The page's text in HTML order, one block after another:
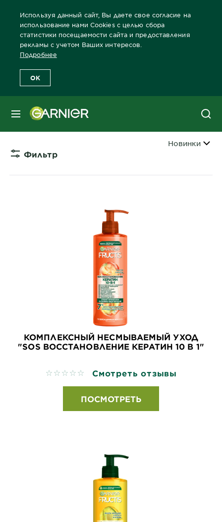
Используя данный сайт, Вы даете свое согласие на
использование нами Cookies с целью сбора
статистики посещаемости сайта и предоставления
рекламы с учетом Ваших интересов.
Подробнее
OK
МЕНЮ
Главная Волосы
НЕСМЫВАЕМЫЙ КРЕМ ДЛЯ
Фильтр
Сортировать
Новинки
КОМПЛЕКСНЫЙ НЕСМЫВАЕМЫЙ УХОД
"SOS ВОССТАНОВЛЕНИЕ КЕРАТИН 10 В 1"
No reviews Смотреть отзывы
ПОСМОТРЕТЬ